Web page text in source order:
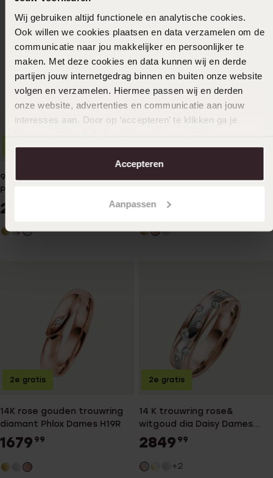
Wij gebruiken altijd functionele en analytische cookies.
Ook willen we cookies plaatsen en data verzamelen om de
communicatie naar jou makkelijker en persoonlijker te
maken. Met deze cookies en data kunnen wij en derde
partijen jouw internetgedrag binnen en buiten onze website
volgen en verzamelen. Hiermee passen wij en derden
onze website, advertenties en communicatie aan jouw
interesses aan. Door op ‘accepteren’ te klikken ga je
aanpassen. Lees er meer over in onscookiebeleid.
Accepteren
Aanpassen
9K witte trouwring diamant
Pioenroos Line H98W
2149
2e gratis
849
2e gratis
14K rose gouden trouwring
diamant Phlox Dames H19R
1679 99
2e gratis
14 K trouwring rose&
witgoud dia Daisy Dames
H73R
2849 99
+2
2e gratis